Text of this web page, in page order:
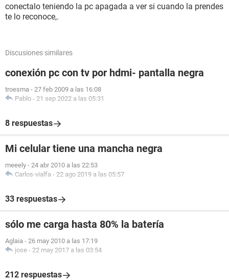
conectalo teniendo la pc apagada a ver si cuando la prendes
te lo reconoce,.
Discusiones similares
conexión pc con tv por hdmi- pantalla negra
troesma - 27 feb 2009 a las 16:08
Pablo - 21 sep 2022 a las 05:31
8 respuestas
Mi celular tiene una mancha negra
meeely - 24 abr 2010 a las 22:53
Carlos-vialfa - 22 ago 2019 a las 05:57
33 respuestas
sólo me carga hasta 80% la batería
Aglaia - 26 may 2010 a las 17:19
jose - 22 may 2017 a las 03:54
212 respuestas